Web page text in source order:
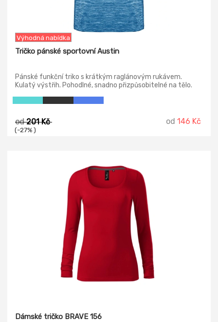
Výhodná nabídka
Tričko pánské sportovní Austin
Pánské funkční triko s krátkým raglánovým rukávem.
Kulatý výstřih. Pohodlné, snadno přizpůsobitelné na tělo.
od201 Kč
(-27% )
od 146 Kč
Dámské tričko BRAVE 156